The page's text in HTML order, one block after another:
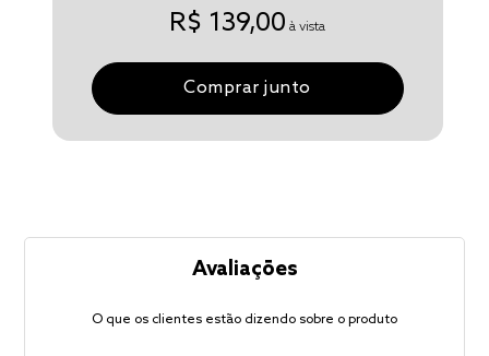
R$ 139,00 à vista
Comprar junto
Avaliações
O que os clientes estão dizendo sobre o produto